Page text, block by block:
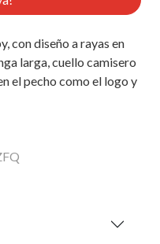
con diseño a rayas en
larga, cuello camisero
el pecho como el logo y